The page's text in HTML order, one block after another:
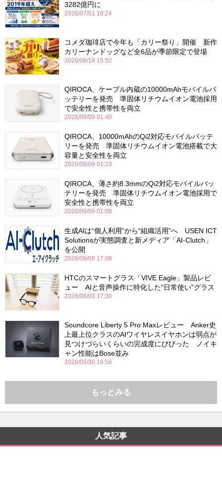
3282億円に
2026/07/01 16:24
コメダ珈琲店で今年も「カリー祭り」開催 新作
カリーナンドッグなど全6品が季節限定で登場
2026/06/16 15:52
QIROCA、ケーブル内蔵の10000mAhモバイルバ
ッテリーを発売 準固体リチウムイオン電池採用
で安全性と携帯性を両立
2026/06/09 01:40
QIROCA、10000mAhのQi2対応モバイルバッテ
リーを発売 準固体リチウムイオン電池搭載で大
容量と安全性を両立
2026/06/09 01:23
QIROCA、薄さ約8.3mmのQi2対応モバイルバッ
テリーを発売 準固体リチウムイオン電池採用で
安全性と携帯性を両立
2026/06/09 01:08
生成AIは“個人利用”から“組織活用”へ USEN ICT
Solutionsが実態調査と新メディア「AI-Clutch」
を公開
2026/06/08 17:08
HTCのスマートグラス「VIVE Eagle」製品レビ
ュー AIと音声操作に特化した“日常使い”グラス
2026/06/03 17:30
Soundcore Liberty 5 Pro Maxレビュー Anker史
上最上位クラスのAIワイヤレスイヤホンは弱点が
見つけづらいくらいの完成度にびびった ノイキ
ャン性能はBose並み
2026/05/30 16:56
もっとみる
人気記事